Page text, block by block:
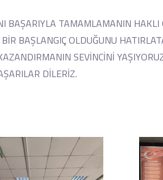
TAMAMLAMANIN HAKLI
BAŞLANGIÇ OLDUĞUNU
SEVİNCİNİ
DİLERİZ.